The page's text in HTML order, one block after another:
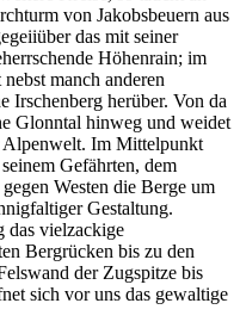
von Jakobsbeuern aus
das mit seiner
Höhenrain; im
manch anderen
Irschenberg herüber. Von da
Glonntal hinweg und weidet
Alpenwelt. Im Mittelpunkt
Gefährten, dem
Westen die Berge um
Gestaltung.
das vielzackige
Bergrücken bis zu den
der Zugspitze bis
sich vor uns das gewaltige